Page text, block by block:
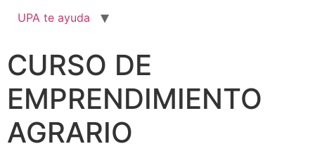
UPA te ayuda
CURSO DE
EMPRENDIMIENTO
AGRARIO